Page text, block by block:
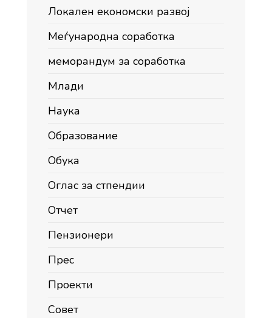
Локален економски развој
Меѓународна соработка
меморандум за соработка
Млади
Наука
Образование
Обука
Оглас за стпендии
Отчет
Пензионери
Прес
Проекти
Совет